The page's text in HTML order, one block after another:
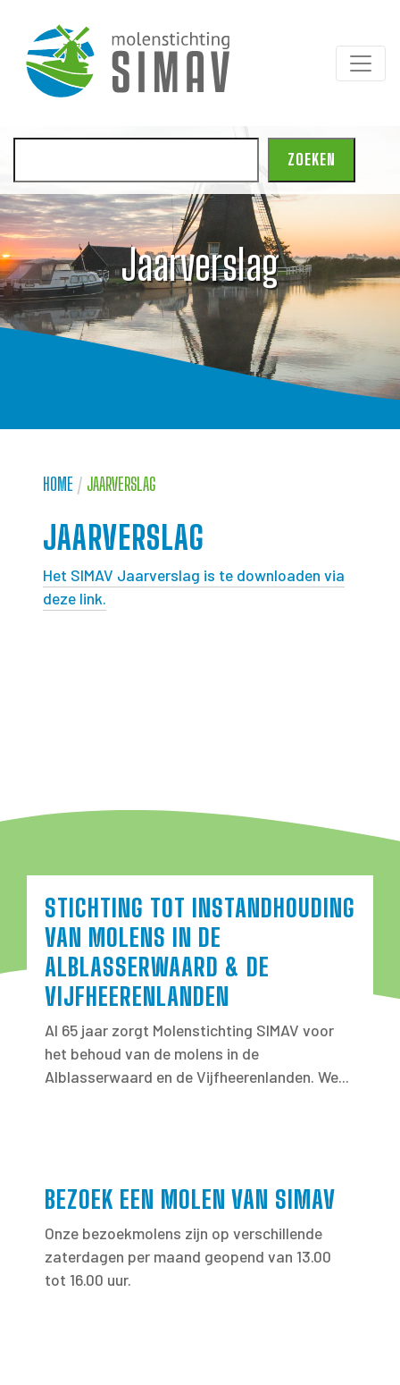
ZOEKEN
Jaarverslag
HOME / JAARVERSLAG
JAARVERSLAG
Het SIMAV Jaarverslag is te downloaden via
deze link.
STICHTING TOT INSTANDHOUDING
VAN MOLENS IN DE
ALBLASSERWAARD & DE
VIJFHEERENLANDEN
Al 65 jaar zorgt Molenstichting SIMAV voor
het behoud van de molens in de
Alblasserwaard en de Vijfheerenlanden. We...
BEZOEK EEN MOLEN VAN SIMAV
Onze bezoekmolens zijn op verschillende
zaterdagen per maand geopend van 13.00
tot 16.00 uur.